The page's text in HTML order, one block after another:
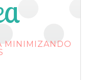
MINIMIZANDO